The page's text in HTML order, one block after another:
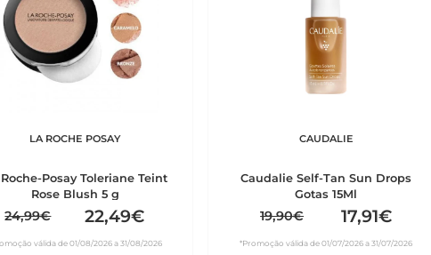
LA ROCHE POSAY
Posay Toleriane Teint
Rose Blush 5 g
24,99€ 22,49€
válida de 01/08/2026 a 31/08/2026
CAUDALIE
Caudalie Self-Tan Sun Drops
Gotas 15Ml
19,90€ 17,91€
*Promoção válida de 01/07/2026 a 31/07/2026